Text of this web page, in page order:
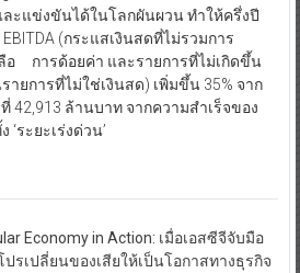
ะแข่งขันได้ในโลกผันผวน ทำให้ครึ่งปี
(กระแสเงินสดที่ไม่รวมการ
อ การด้อยค่า และรายการที่ไม่เกิดขึ้น
ายการที่ไม่ใช่เงินสด) เพิ่มขึ้น 35% จาก
42,913 ล้านบาท จากความสำเร็จของ
ระยะเร่งด่วน’
Economy in Action: เมื่อเอสซีจีจับมือ
ปรเปลี่ยนของเสียให้เป็นโอกาสทางธุรกิจ